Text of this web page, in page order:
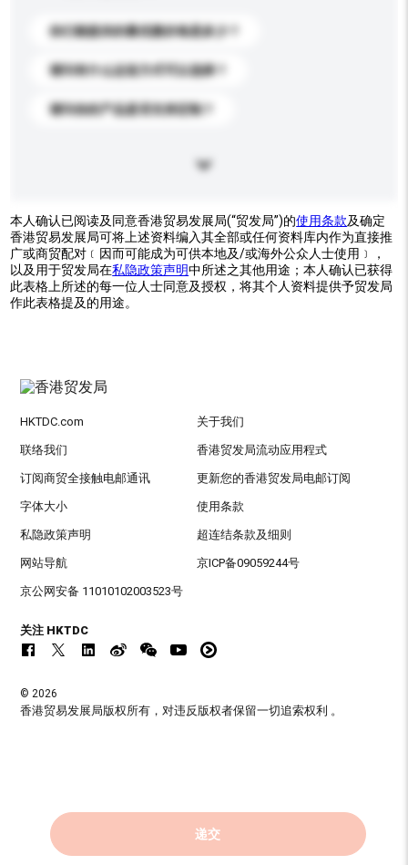
你们能提供的最优惠价格是多少？
请问有什么运送方式可以选择？
请问你的产品是否支持定制？
本人确认已阅读及同意香港贸易发展局(“贸发局”)的使用条款及确定
香港贸易发展局可将上述资料编入其全部或任何资料库内作为直接推
广或商贸配对﹝因而可能成为可供本地及/或海外公众人士使用﹞，
以及用于贸发局在私隐政策声明中所述之其他用途；本人确认已获得
此表格上所述的每一位人士同意及授权，将其个人资料提供予贸发局
作此表格提及的用途。
递交
HKTDC.com 关于我们
联络我们 香港贸发局流动应用程式
订阅商贸全接触电邮通讯 更新您的香港贸发局电邮订阅
字体大小 使用条款
私隐政策声明 超连结条款及细则
网站导航 京ICP备09059244号
京公网安备 11010102003523号
关注 HKTDC
© 2026
香港贸易发展局版权所有，对违反版权者保留一切追索权利 。